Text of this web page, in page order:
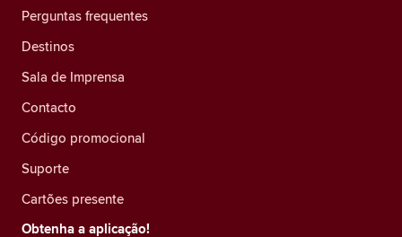
Perguntas frequentes
Destinos
Sala de Imprensa
Contacto
Código promocional
Suporte
Cartões presente
Obtenha a aplicação!